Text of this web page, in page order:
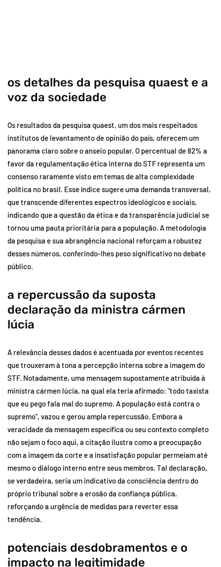
os detalhes da pesquisa quaest e a
voz da sociedade
Os resultados da pesquisa quaest, um dos mais respeitados
institutos de levantamento de opinião do país, oferecem um
panorama claro sobre o anseio popular. O percentual de 82% a
favor da regulamentação ética interna do STF representa um
consenso raramente visto em temas de alta complexidade
política no brasil. Esse índice sugere uma demanda transversal,
que transcende diferentes espectros ideológicos e sociais,
indicando que a questão da ética e da transparência judicial se
tornou uma pauta prioritária para a população. A metodologia
da pesquisa e sua abrangência nacional reforçam a robustez
desses números, conferindo-lhes peso significativo no debate
público.
a repercussão da suposta
declaração da ministra cármen
lúcia
A relevância desses dados é acentuada por eventos recentes
que trouxeram à tona a percepção interna sobre a imagem do
STF. Notadamente, uma mensagem supostamente atribuída à
ministra cármen lúcia, na qual ela teria afirmado: "todo taxista
que eu pego fala mal do supremo. A população está contra o
supremo", vazou e gerou ampla repercussão. Embora a
veracidade da mensagem específica ou seu contexto completo
não sejam o foco aqui, a citação ilustra como a preocupação
com a imagem da corte e a insatisfação popular permeiam até
mesmo o diálogo interno entre seus membros. Tal declaração,
se verdadeira, seria um indicativo da consciência dentro do
próprio tribunal sobre a erosão da confiança pública,
reforçando a urgência de medidas para reverter essa
tendência.
potenciais desdobramentos e o
impacto na legitimidade